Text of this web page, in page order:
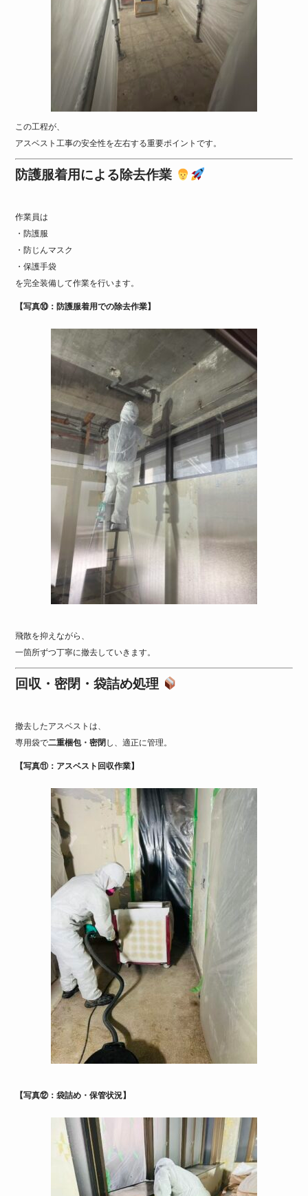
この工程が、
アスベスト工事の安全性を左右する重要ポイントです。
防護服着用による除去作業
作業員は
・防護服
・防じんマスク
・保護手袋
を完全装備して作業を行います。
【写真⑩：防護服着用での除去作業】
飛散を抑えながら、
一箇所ずつ丁寧に撤去していきます。
回収・密閉・袋詰め処理
撤去したアスベストは、
専用袋で二重梱包・密閉 し、適正に管理。
【写真⑪：アスベスト回収作業】
【写真⑫：袋詰め・保管状況】